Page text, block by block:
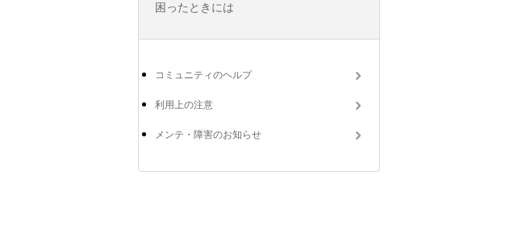
困ったときには
コミュニティのヘルプ
利用上の注意
メンテ・障害のお知らせ